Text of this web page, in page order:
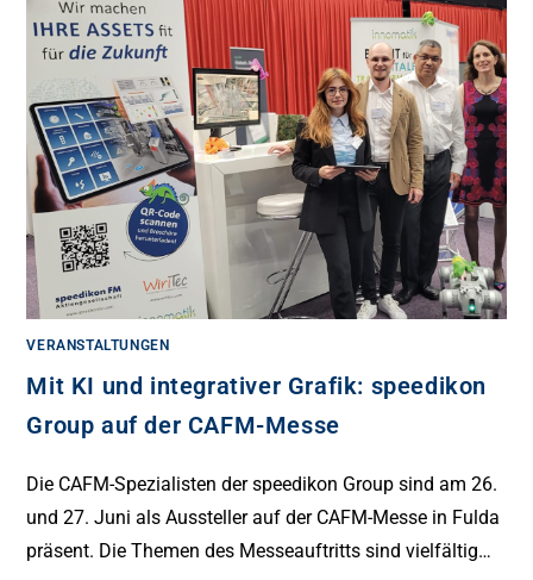
VERANSTALTUNGEN
Mit KI und integrativer Grafik: speedikon
Group auf der CAFM-Messe
Die CAFM-Spezialisten der speedikon Group sind am 26.
und 27. Juni als Aussteller auf der CAFM-Messe in Fulda
präsent. Die Themen des Messeauftritts sind vielfältig…